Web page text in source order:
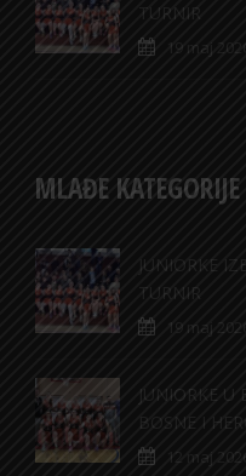
TURNIR
19 maj
MLAĐE KATEGORIJE
JUNIORKE
TURNIR
19 maj
JUNIORKE U
BOSNE I
12 maj